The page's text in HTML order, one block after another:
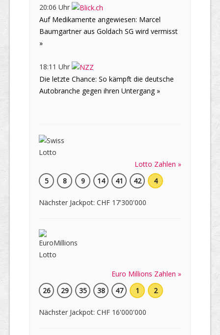
20:06 Uhr
Auf Medikamente angewiesen: Marcel
Baumgartner aus Goldach SG wird vermisst
»
18:11 Uhr
Die letzte Chance: So kämpft die deutsche
Autobranche gegen ihren Untergang »
Lotto Zahlen »
5
8 9 14 41 42 4
Nächster Jackpot: CHF 17'300'000
Euro Millions Zahlen »
26
29 35 38 47 1 2
Nächster Jackpot: CHF 16'000'000